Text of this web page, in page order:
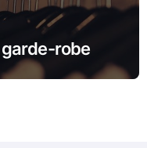
garde-robe